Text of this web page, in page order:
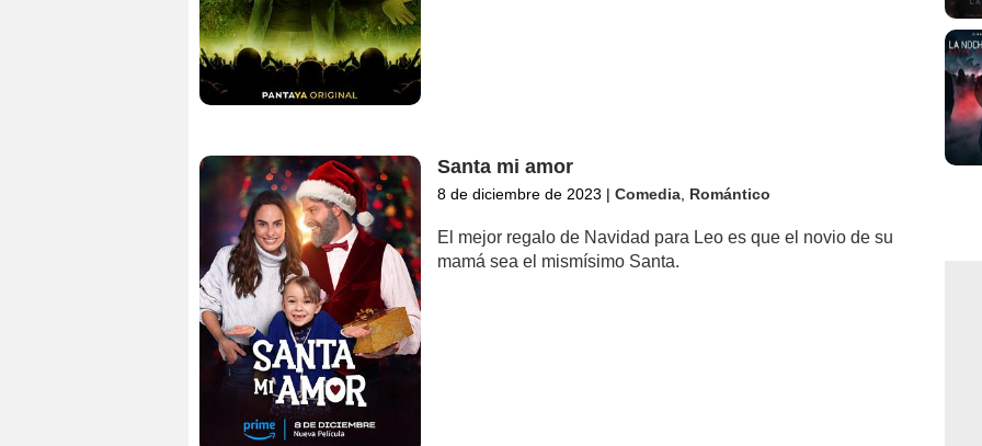
Santa mi amor
8 de diciembre de 2023 | Comedia, Romántico
El mejor regalo de Navidad para Leo es que el novio de su
mamá sea el mismísimo Santa.